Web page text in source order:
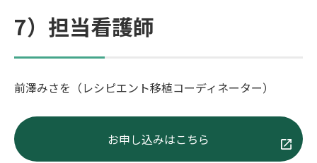
7）担当看護師
前澤みさを（レシピエント移植コーディネーター）
お申し込みはこちら